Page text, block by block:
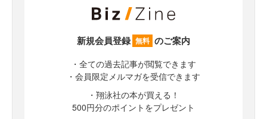
新規会員登録 無料 のご案内
・全ての過去記事が閲覧できます
・会員限定メルマガを受信できます
・翔泳社の本が買える！
500円分のポイントをプレゼント